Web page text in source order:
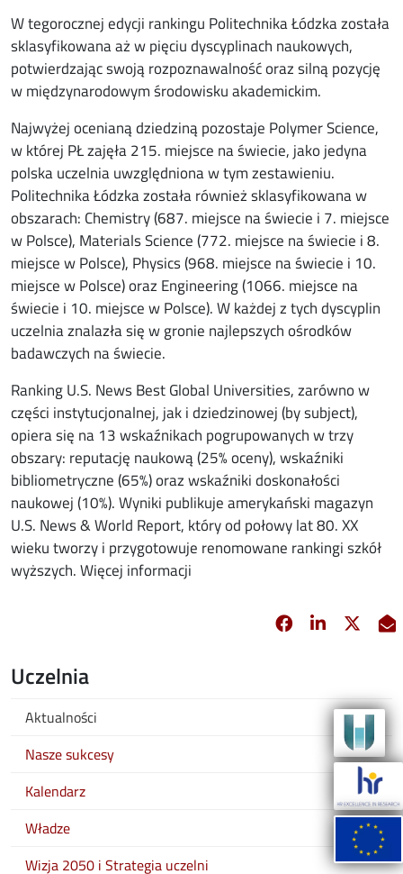
W tegorocznej edycji rankingu Politechnika Łódzka została
sklasyfikowana aż w pięciu dyscyplinach naukowych,
potwierdzając swoją rozpoznawalność oraz silną pozycję
w międzynarodowym środowisku akademickim.
Najwyżej ocenianą dziedziną pozostaje Polymer Science,
w której PŁ zajęła 215. miejsce na świecie, jako jedyna
polska uczelnia uwzględniona w tym zestawieniu.
Politechnika Łódzka została również sklasyfikowana w
obszarach: Chemistry (687. miejsce na świecie i 7. miejsce
w Polsce), Materials Science (772. miejsce na świecie i 8.
miejsce w Polsce), Physics (968. miejsce na świecie i 10.
miejsce w Polsce) oraz Engineering (1066. miejsce na
świecie i 10. miejsce w Polsce). W każdej z tych dyscyplin
uczelnia znalazła się w gronie najlepszych ośrodków
badawczych na świecie.
Ranking U.S. News Best Global Universities, zarówno w
części instytucjonalnej, jak i dziedzinowej (by subject),
opiera się na 13 wskaźnikach pogrupowanych w trzy
obszary: reputację naukową (25% oceny), wskaźniki
bibliometryczne (65%) oraz wskaźniki doskonałości
naukowej (10%). Wyniki publikuje amerykański magazyn
U.S. News & World Report, który od połowy lat 80. XX
wieku tworzy i przygotowuje renomowane rankingi szkół
wyższych. Więcej informacji
Facebook
opens in new
Linkedin
opens in
X
Uczelnia
Aktualności
Nasze sukcesy
Kalendarz
Władze
Wizja 2050 i Strategia uczelni